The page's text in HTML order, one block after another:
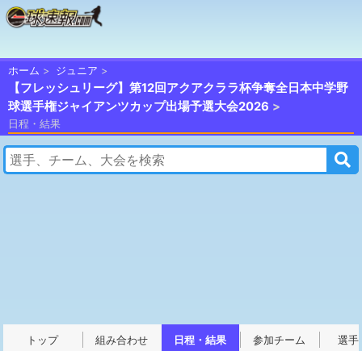
ホーム ジュニア
【フレッシュリーグ】第12回アクアクララ杯争奪全日本中学野
球選手権ジャイアンツカップ出場予選大会2026
日程・結果
トップ 組み合わせ 日程・結果 参加チーム 選手